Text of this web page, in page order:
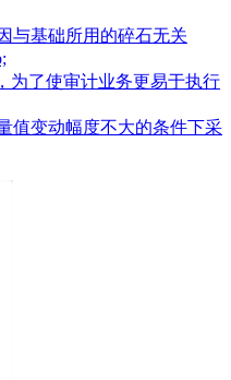
与基础所用的碎石无关
为了使审计业务更易于执行
值变动幅度不大的条件下采